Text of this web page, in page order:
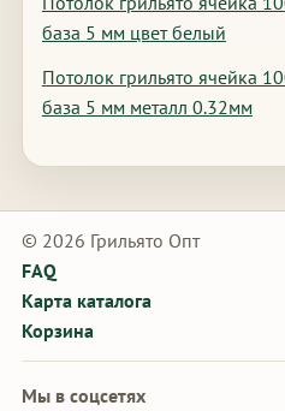
база 5 мм цвет белый
Потолок грильято ячейка
база 5 мм металл 0.32мм
© 2026 Грильято Опт
FAQ
Карта каталога
Корзина
Мы в соцсетях